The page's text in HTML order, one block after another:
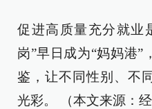
促进高质量充分就业
岗”早日成为“妈妈港”
鉴，让不同性别、不
光彩。 （本文来源：